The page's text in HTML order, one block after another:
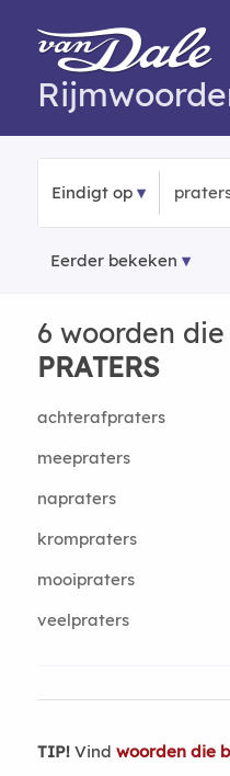
Eindigt op
Eerder bekeken
6 woorden
PRATERS
achterafpraters
meepraters
napraters
krompraters
mooipraters
veelpraters
TIP!Vind woorden die